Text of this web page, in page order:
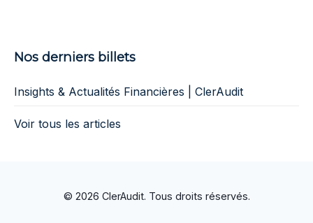
Nos derniers billets
Insights & Actualités Financières | ClerAudit
Voir tous les articles
© 2026 ClerAudit. Tous droits réservés.